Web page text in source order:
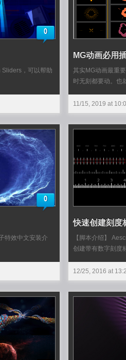
0
Sliders，可以帮助
MG动画必用
其实MG动画最重
时无刻都要动。
11/15, 2019 at
0
特效中文安装介
快速创建刻度
【脚本介绍】
创建带有数字刻度
12/25, 2016 at